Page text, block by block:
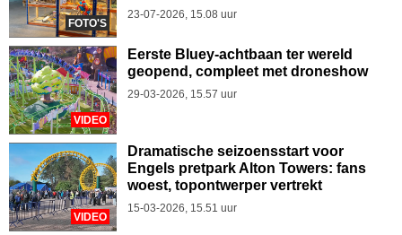
FOTO'S
23-07-2026, 15.08 uur
VIDEO
Eerste Bluey-achtbaan ter wereld
geopend, compleet met droneshow
29-03-2026, 15.57 uur
VIDEO
Dramatische seizoensstart voor
Engels pretpark Alton Towers: fans
woest, topontwerper vertrekt
15-03-2026, 15.51 uur